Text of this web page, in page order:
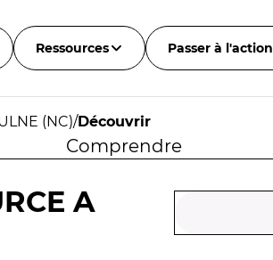
Ressources Passer à l'action
(NC)/Découvrir
Comprendre
A